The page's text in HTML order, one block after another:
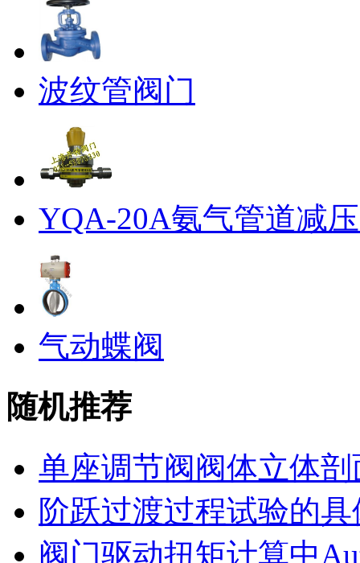
波纹管阀门
YQA-20A氨气管道减
气动蝶阀
随机推荐
单座调节阀阀体立体
阶跃过渡过程试验的
阀门驱动扭矩计算中